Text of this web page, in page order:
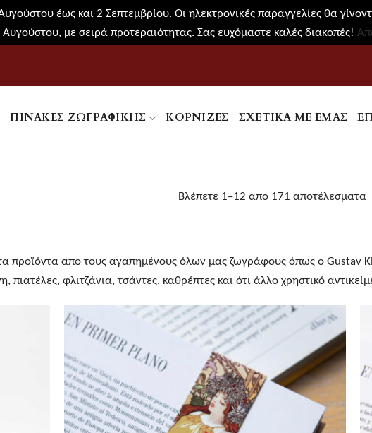
έως και 2 Σεπτεμβρίου. Οι ηλεκτρονικές παραγγελίες θα
Αυγούστου, με σειρά προτεραιότητας. Σας ευχόμαστε καλές διακοπές!
ΠΊΝΑΚΕΣ ΖΩΓΡΑΦΙΚΉΣ ΚΟΡΝΊΖΕΣ ΣΧΕΤΙΚΑ ΜΕ ΕΜΑΣ
Βλέπετε 1–12 απο 171 αποτέλεσματα
προϊόντα απο τους αγαπημένους όλων μας ζωγράφους όπως ο Gustav
φλιτζάνια, τσάντες, καθρέπτες και ότι άλλο χρηστικό